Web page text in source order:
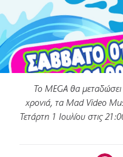
Το MEGA θα μεταδώσει
χρονιά, τα Mad Video
Τετάρτη 1 Ιουλίου στις